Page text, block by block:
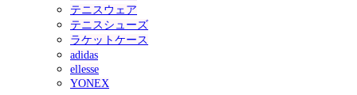
テニスウェア
テニスシューズ
ラケットケース
adidas
ellesse
YONEX